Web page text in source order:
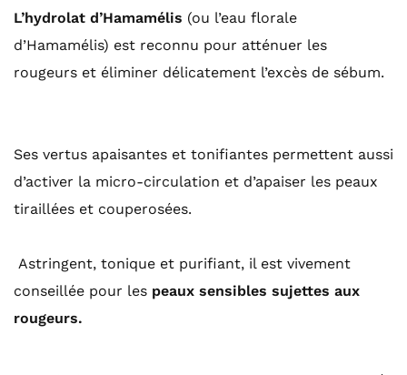
L’hydrolat d’Hamamélis (ou l’eau florale
d’Hamamélis) est reconnu pour atténuer les
rougeurs et éliminer délicatement l’excès de sébum.
Ses vertus apaisantes et tonifiantes permettent aussi
d’activer la micro-circulation et d’apaiser les peaux
tiraillées et couperosées.
Astringent, tonique et purifiant, il est vivement
conseillée pour les peaux sensibles sujettes aux
rougeurs.